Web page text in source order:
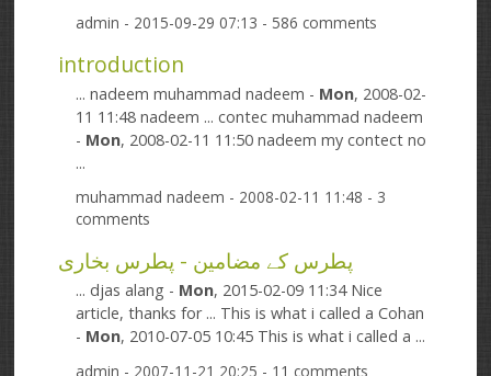
admin - 2015-09-29 07:13 - 586 comments
introduction
... nadeem muhammad nadeem - Mon, 2008-02-
11 11:48 nadeem ... contec muhammad nadeem
- Mon, 2008-02-11 11:50 nadeem my contect no
...
muhammad nadeem - 2008-02-11 11:48 - 3
comments
پطرس کے مضامین - پطرس بخاری
... djas alang - Mon, 2015-02-09 11:34 Nice
article, thanks for ... This is what i called a Cohan
- Mon, 2010-07-05 10:45 This is what i called a ...
admin - 2007-11-21 20:25 - 11 comments